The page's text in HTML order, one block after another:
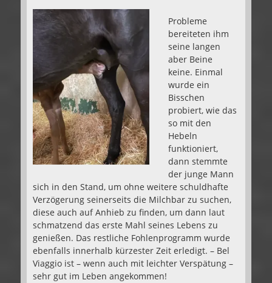
Probleme
bereiteten ihm
seine langen
aber Beine
keine. Einmal
wurde ein
Bisschen
probiert, wie das
so mit den
Hebeln
funktioniert,
dann stemmte
der junge Mann
sich in den Stand, um ohne weitere schuldhafte
Verzögerung seinerseits die Milchbar zu suchen,
diese auch auf Anhieb zu finden, um dann laut
schmatzend das erste Mahl seines Lebens zu
genießen. Das restliche Fohlenprogramm wurde
ebenfalls innerhalb kürzester Zeit erledigt. – Bel
Viaggio ist – wenn auch mit leichter Verspätung –
sehr gut im Leben angekommen!